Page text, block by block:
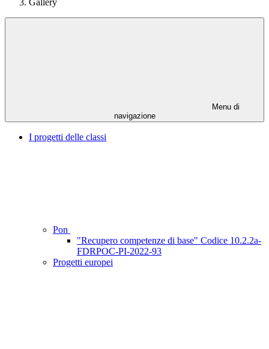
Gallery
Menu di
navigazione
I progetti delle classi
Pon
"Recupero competenze di base" Codice 10.2.2a-
FDRPOC-PI-2022-93
Progetti europei